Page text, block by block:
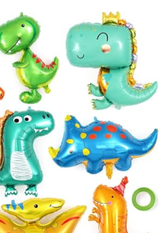
événements
une fête à thème ou toute autre
apportent couleur et gaieté.
murales, centres de table ou
rendu festif garanti.
inoubliable grâce à ces ballons